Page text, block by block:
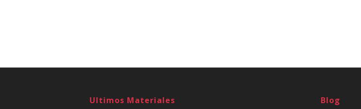
Ultimos Materiales Blog